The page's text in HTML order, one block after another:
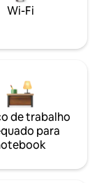
Wi-Fi
de trabalho
para